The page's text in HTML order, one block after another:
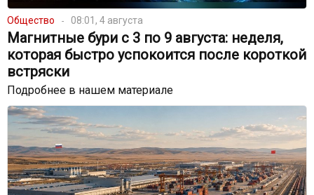
Общество 08:01, 4 августа
Магнитные бури с 3 по 9 августа: неделя,
которая быстро успокоится после короткой
встряски
Подробнее в нашем материале